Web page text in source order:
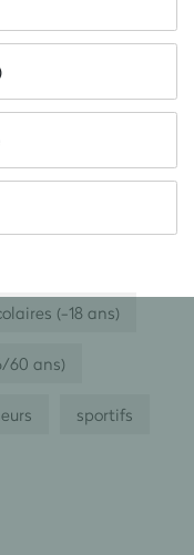
(-18 ans)
60 ans)
sportifs